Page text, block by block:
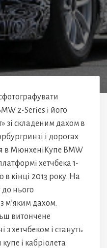
2-Series і його
зі складеним дахом в
і дорогах
в МюнхеніКупе BMW
хетчбека 1-
в кінці 2013 року. На
до нього
м’яким дахом.
витончене
хетчбеком і стануть
і кабріолета